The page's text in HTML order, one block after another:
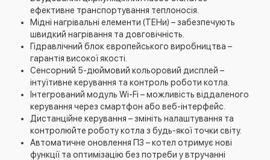
ефективне транспортування теплоносія.
Мідні нагрівальні елементи (ТЕНи) – забезпечують
швидкий нагрівання та довговічність.
Гідравлічний блок європейського виробництва –
гарантія високої якості.
Сенсорний 5-дюймовий кольоровий дисплей –
інтуїтивне керування та контроль роботи котла.
Інтегрований модуль Wi-Fi – можливість віддаленого
керування через смартфон або веб-інтерфейс.
Дистанційне керування – змініть налаштування та
контролюйте роботу котла з будь-якої точки світу.
Автоматичне оновлення ПЗ – котел отримує нові
функції та оптимізацію без потреби у втручанні